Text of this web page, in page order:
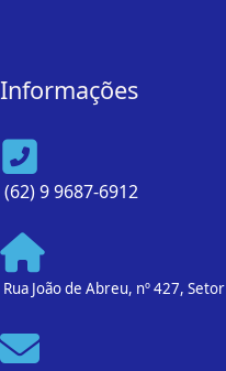
Informações
(62) 9 9687-6912
Rua João de Abreu, nº 427,